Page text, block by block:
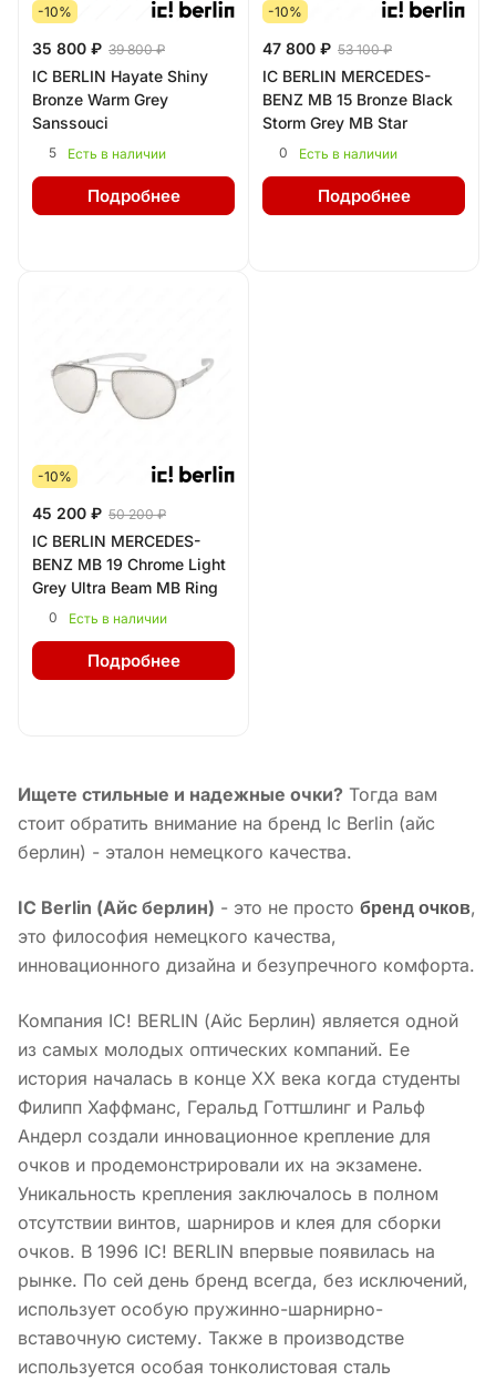
-10%
35 800 ₽ 39 800 ₽
IC BERLIN Hayate Shiny
Bronze Warm Grey
Sanssouci
5 Есть в наличии
Подробнее
-10%
47 800 ₽ 53 100 ₽
IC BERLIN MERCEDES-
BENZ MB 15 Bronze Black
Storm Grey MB Star
0 Есть в наличии
Подробнее
-10%
45 200 ₽ 50 200 ₽
IC BERLIN MERCEDES-
BENZ MB 19 Chrome Light
Grey Ultra Beam MB Ring
0 Есть в наличии
Подробнее
Ищете стильные и надежные очки? Тогда вам
стоит обратить внимание на бренд Ic Berlin (айс
берлин) - эталон немецкого качества.
IC Berlin (Айс берлин) - это не просто бренд очков,
это философия немецкого качества,
инновационного дизайна и безупречного комфорта.
Компания IC! BERLIN (Айс Берлин) является одной
из самых молодых оптических компаний. Ее
история началась в конце ХХ века когда студенты
Филипп Хаффманс, Геральд Готтшлинг и Ральф
Андерл создали инновационное крепление для
очков и продемонстрировали их на экзамене.
Уникальность крепления заключалось в полном
отсутствии винтов, шарниров и клея для сборки
очков. В 1996 IC! BERLIN впервые появилась на
рынке. По сей день бренд всегда, без исключений,
использует особую пружинно-шарнирно-
вставочную систему. Также в производстве
используется особая тонколистовая сталь